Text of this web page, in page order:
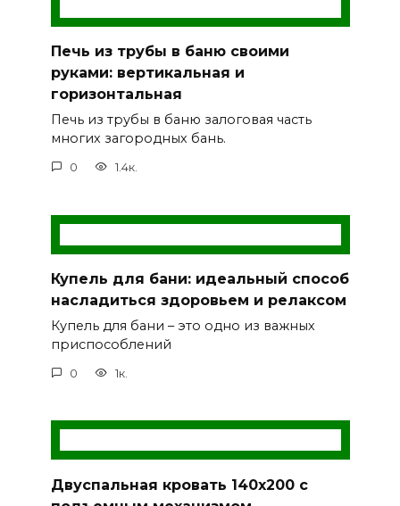
Печь из трубы в баню своими
руками: вертикальная и
горизонтальная
Печь из трубы в баню залоговая часть
многих загородных бань.
0 1.4к.
Купель для бани: идеальный способ
насладиться здоровьем и релаксом
Купель для бани – это одно из важных
приспособлений
0 1к.
Двуспальная кровать 140х200 с